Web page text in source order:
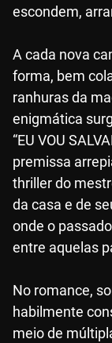
escondem,
A cada nova
forma, bem
ranhuras da
enigmática
“EU VOU
premissa
thriller do
da casa e de
onde o
entre aquelas
No romance,
habilmente
meio de